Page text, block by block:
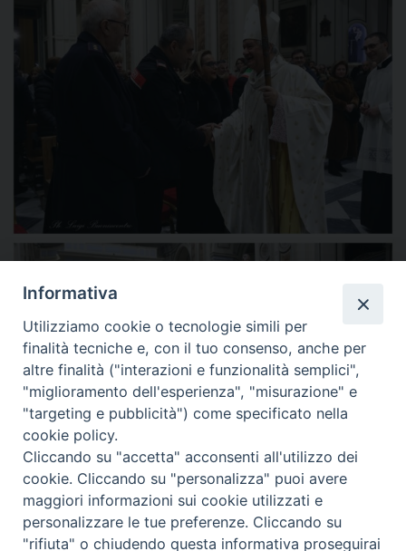
Informativa
Utilizziamo cookie o tecnologie simili per
finalità tecniche e, con il tuo consenso, anche per
altre finalità ("interazioni e funzionalità semplici",
"miglioramento dell'esperienza", "misurazione" e
"targeting e pubblicità") come specificato nella
cookie policy.
Cliccando su "accetta" acconsenti all'utilizzo dei
cookie. Cliccando su "personalizza" puoi avere
maggiori informazioni sui cookie utilizzati e
personalizzare le tue preferenze. Cliccando su
"rifiuta" o chiudendo questa informativa proseguirai